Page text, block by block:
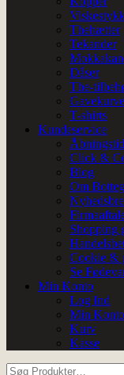
Thehætter
Tekander
Dåser
The-
Gavekurve
T-shirts
Kundeservice
Click &
Blog
Om
Shopping
Cookie &
Se
Min Konto
Log Ind
Min Konto
Kurv
Kasse